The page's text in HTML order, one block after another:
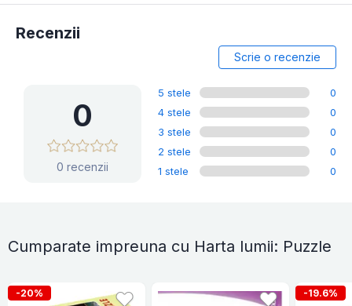
Recenzii
Scrie o recenzie
0
0 recenzii
5 stele
0
4 stele
0
3 stele
0
2 stele
0
1 stele
0
Cumparate impreuna cu Harta lumii: Puzzle
-20% -19.6%